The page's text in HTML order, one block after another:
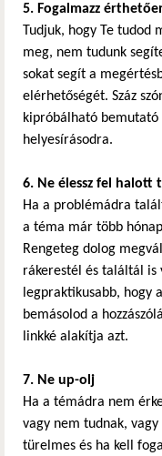
5. Fogalmazz
Tudjuk, hogy Te
meg, nem tudunk
sokat segít a
elérhetőségét. Száz
kipróbálható bemutató
helyesírásodra.
6. Ne élessz fel halott
Ha a problémádra
a téma már több
Rengeteg dolog
rákerestél és találtál
legpraktikusabb, hogy
bemásolod a
linkké alakítja azt.
7. Ne up-olj
Ha a témádra nem
vagy nem tudnak,
türelmes és ha kell